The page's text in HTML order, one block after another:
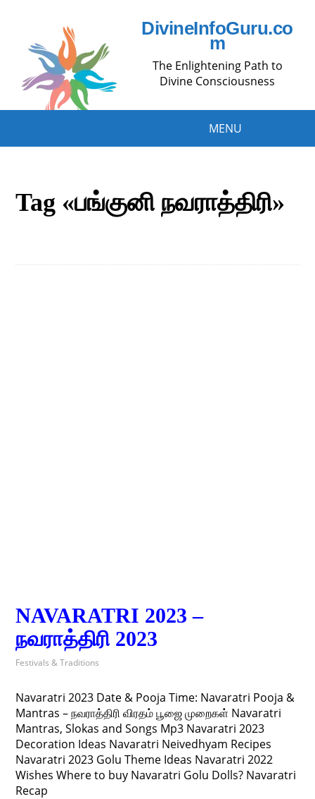
DivineInfoGuru.co
m
The Enlightening Path to
Divine Consciousness
MENU
Tag «பங்குனி நவராத்திரி»
NAVARATRI 2023 –
நவராத்திரி 2023
Festivals & Traditions
Navaratri 2023 Date & Pooja Time: Navaratri Pooja &
Mantras – நவராத்திரி விரதம் பூஜை முறைகள் Navaratri
Mantras, Slokas and Songs Mp3 Navaratri 2023
Decoration Ideas Navaratri Neivedhyam Recipes
Navaratri 2023 Golu Theme Ideas Navaratri 2022
Wishes Where to buy Navaratri Golu Dolls? Navaratri
Recap